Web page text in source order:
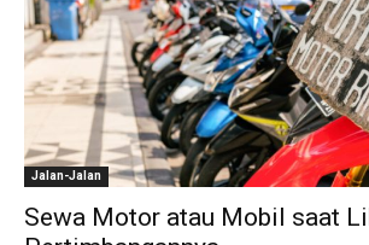
Jalan-Jalan
Sewa Motor atau Mobil saat